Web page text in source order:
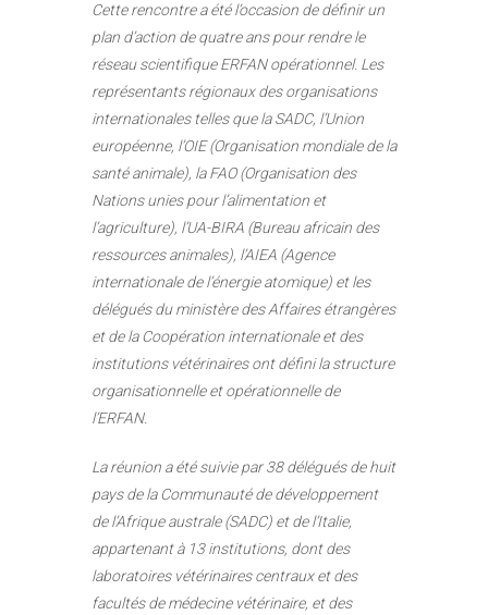
Cette rencontre a été l’occasion de définir un
plan d’action de quatre ans pour rendre le
réseau scientifique ERFAN opérationnel. Les
représentants régionaux des organisations
internationales telles que la SADC, l’Union
européenne, l’OIE (Organisation mondiale de la
santé animale), la FAO (Organisation des
Nations unies pour l’alimentation et
l’agriculture), l’UA-BIRA (Bureau africain des
ressources animales), l’AIEA (Agence
internationale de l’énergie atomique) et les
délégués du ministère des Affaires étrangères
et de la Coopération internationale et des
institutions vétérinaires ont défini la structure
organisationnelle et opérationnelle de
l’ERFAN.
La réunion a été suivie par 38 délégués de huit
pays de la Communauté de développement
de l’Afrique australe (SADC) et de l’Italie,
appartenant à 13 institutions, dont des
laboratoires vétérinaires centraux et des
facultés de médecine vétérinaire, et des